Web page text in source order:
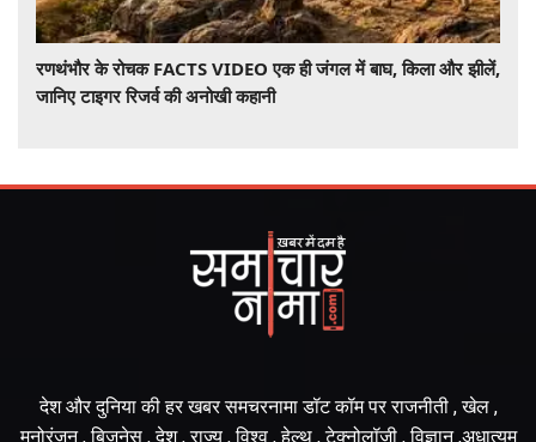
रणथंभौर के रोचक FACTS VIDEO एक ही जंगल में बाघ, किला और झीलें,
जानिए टाइगर रिजर्व की अनोखी कहानी
देश और दुनिया की हर खबर समचरनामा डॉट कॉम पर राजनीती , खेल ,
मनोरंजन , बिज़नेस , देश , राज्य , विश्व , हेल्थ , टेक्नोलॉजी , विज्ञान ,अधात्यम